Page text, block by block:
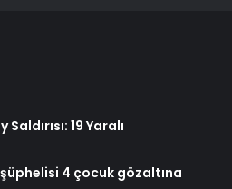
19 Yaralı
4 çocuk gözaltına